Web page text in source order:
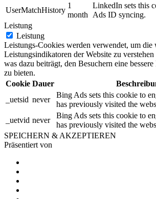
UserMatchHistory
1
month
LinkedIn sets this
Ads ID syncing.
Leistung
Leistung
Leistungs-Cookies werden verwendet, um die
Leistungsindikatoren der Website zu
was dazu beiträgt, den Besuchern eine
zu bieten.
Cookie Dauer
_uetsid never
Bing Ads sets this cookie to
has previously visited the
_uetvid never
Bing Ads sets this cookie to
has previously visited the
SPEICHERN & AKZEPTIEREN
Präsentiert von